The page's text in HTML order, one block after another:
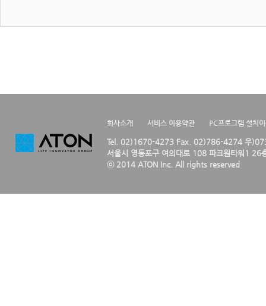
회사소개 서비스 이용약관 PC프로그램 설치
Tel. 02)1670-4273 Fax. 02)786-4274 우
서울시 영등포구 여의대로 108 파크원타워1 26
ⓒ 2014 ATON Inc. All rights reserved